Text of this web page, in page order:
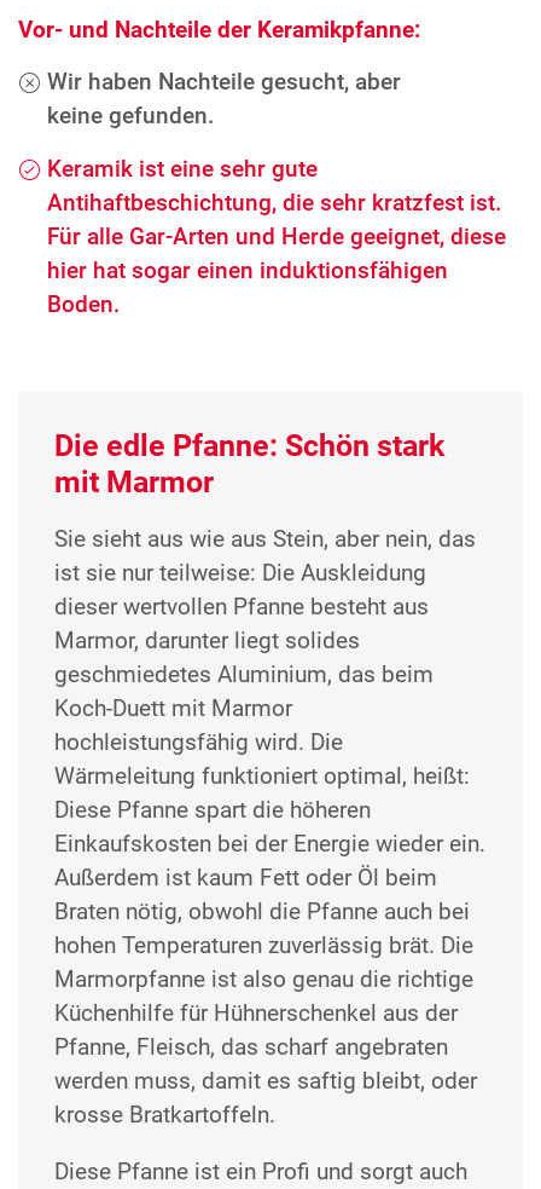
Vor- und Nachteile der Keramikpfanne:
Wir haben Nachteile gesucht, aber
keine gefunden.
Keramik ist eine sehr gute
Antihaftbeschichtung, die sehr kratzfest ist.
Für alle Gar-Arten und Herde geeignet, diese
hier hat sogar einen induktionsfähigen
Boden.
Die edle Pfanne: Schön stark
mit Marmor
Sie sieht aus wie aus Stein, aber nein, das
ist sie nur teilweise: Die Auskleidung
dieser wertvollen Pfanne besteht aus
Marmor, darunter liegt solides
geschmiedetes Aluminium, das beim
Koch-Duett mit Marmor
hochleistungsfähig wird. Die
Wärmeleitung funktioniert optimal, heißt:
Diese Pfanne spart die höheren
Einkaufskosten bei der Energie wieder ein.
Außerdem ist kaum Fett oder Öl beim
Braten nötig, obwohl die Pfanne auch bei
hohen Temperaturen zuverlässig brät. Die
Marmorpfanne ist also genau die richtige
Küchenhilfe für Hühnerschenkel aus der
Pfanne, Fleisch, das scharf angebraten
werden muss, damit es saftig bleibt, oder
krosse Bratkartoffeln.
Diese Pfanne ist ein Profi und sorgt auch